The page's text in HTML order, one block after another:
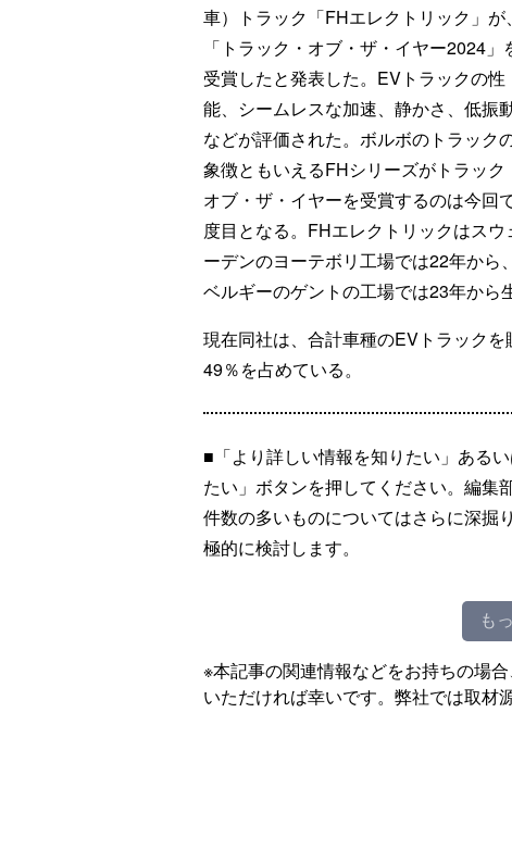
車）トラック「FHエレクトリック」が、
「トラック・オブ・ザ・イヤー2024」
受賞したと発表した。EVトラックの性
能、シームレスな加速、静かさ、低振
などが評価された。ボルボのトラック
象徴ともいえるFHシリーズがトラック
オブ・ザ・イヤーを受賞するのは今回
度目となる。FHエレクトリックはスウ
ーデンのヨーテボリ工場では22年から、
ベルギーのゲントの工場では23年から
現在同社は、合計車種のEVトラック
49％を占めている。
■「より詳しい情報を知りたい」ある
たい」ボタンを押してください。編集
件数の多いものについてはさらに深掘
極的に検討します。
も
※本記事の関連情報などをお持ちの場
いただければ幸いです。弊社では取材